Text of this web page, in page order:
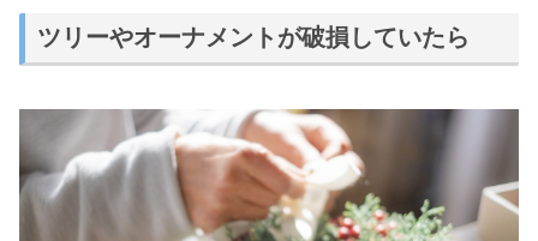
ツリーやオーナメントが破損していたら